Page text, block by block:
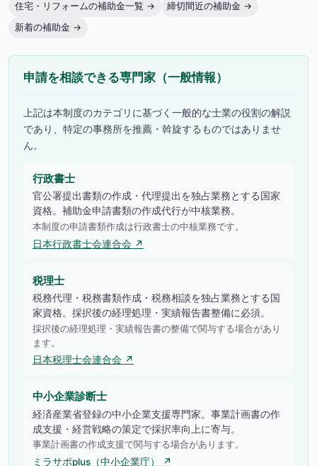
住宅・リフォームの補助金一覧 →
締切間近の補助金 →
新着の補助金 →
申請を相談できる専門家（一般情報）
上記は本制度のカテゴリに基づく一般的な士業の役割の解説
であり、特定の事務所を推薦・斡旋するものではありませ
ん。
行政書士
官公署提出書類の作成・代理提出を独占業務とする国家
資格。補助金申請書類の作成代行が中核業務。
本制度の申請書類作成は行政書士の中核業務です。
日本行政書士会連合会 ↗
税理士
税務代理・税務書類作成・税務相談を独占業務とする国
家資格。採択後の経理処理・実績報告書整備に必須。
採択後の経理処理・実績報告書の整備で関与する場合があり
ます。
日本税理士会連合会 ↗
中小企業診断士
経済産業省登録の中小企業支援専門家。事業計画書の作
成支援・経営戦略の策定で採択率向上に寄与。
事業計画書の作成支援で関与する場合があります。
ミラサポplus（中小企業庁） ↗